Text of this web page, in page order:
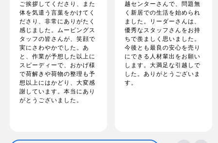
ご挨拶してくださり、また
体を気遣う言葉をかけてく
ださり、非常にありがたく
感じました。ムービングス
タッフの皆さんが、笑顔で
実にさわやかでした。あ
と、作業が予想した以上に
スピーディーで、おかげ様
で荷解きや荷物の整理も予
想以上にはかどり、大変感
謝しています。本当にあり
がとうございました。
越センターさんで、問題無
く新居での生活を始められ
ました。リーダーさんは、
優秀なスタッフさんをお持
ちで羨ましく思いました。
今後とも最良の安心を売り
にできる人材輩出をお願い
します。大満足な引越しで
した。ありがとうございま
す。